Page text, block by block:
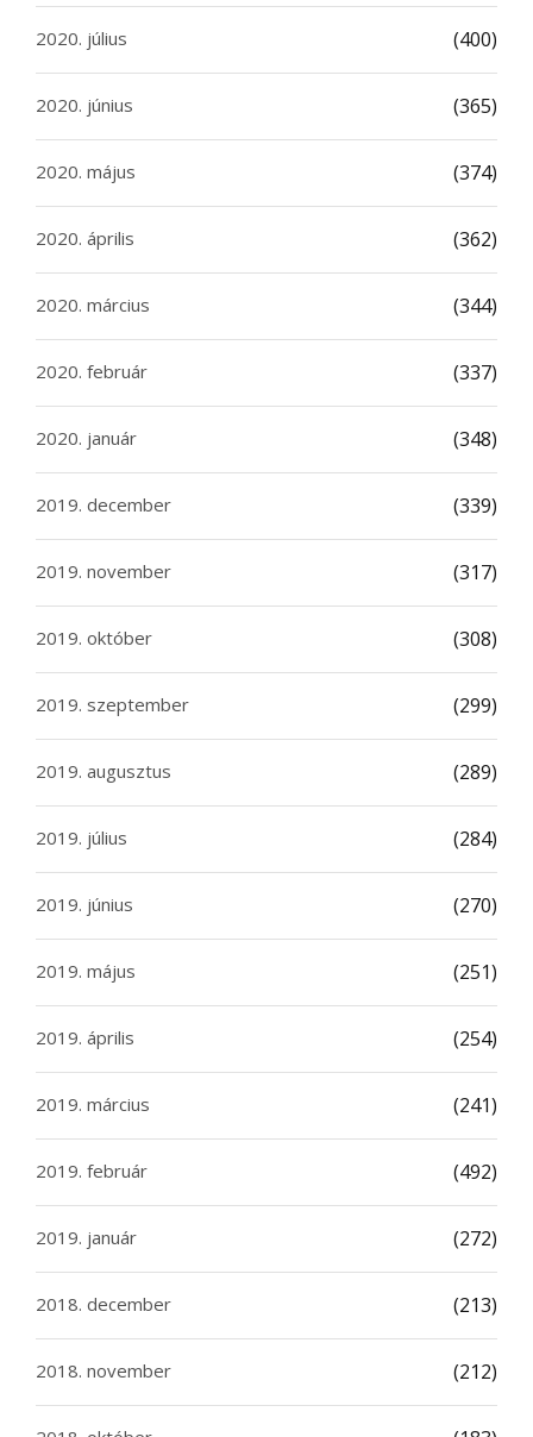
2020. július (400)
2020. június (365)
2020. május (374)
2020. április (362)
2020. március (344)
2020. február (337)
2020. január (348)
2019. december (339)
2019. november (317)
2019. október (308)
2019. szeptember (299)
2019. augusztus (289)
2019. július (284)
2019. június (270)
2019. május (251)
2019. április (254)
2019. március (241)
2019. február (492)
2019. január (272)
2018. december (213)
2018. november (212)